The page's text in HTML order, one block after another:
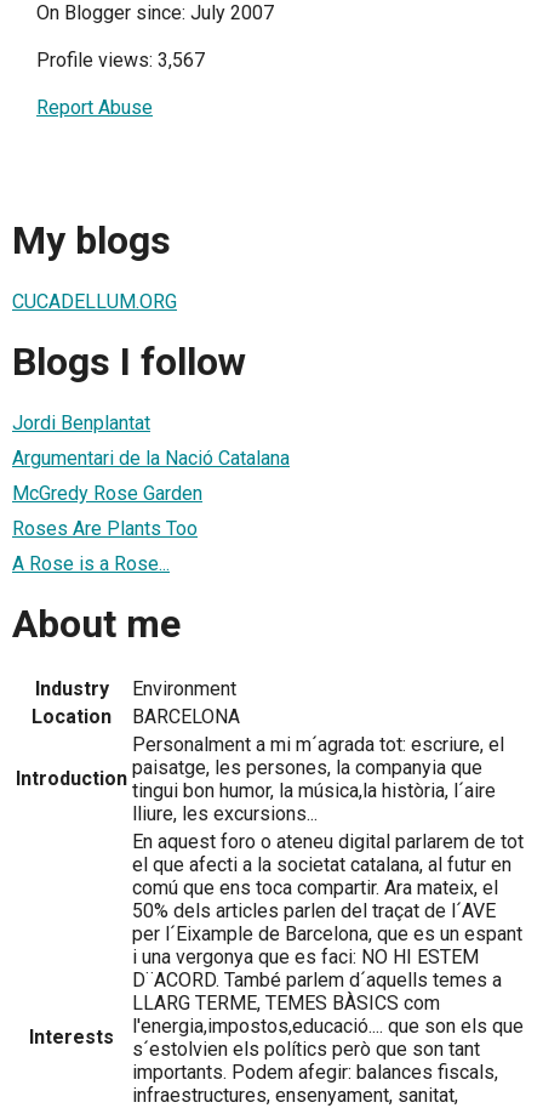
On Blogger since: July 2007
Profile views: 3,567
Report Abuse
My blogs
CUCADELLUM.ORG
Blogs I follow
Jordi Benplantat
Argumentari de la Nació Catalana
McGredy Rose Garden
Roses Are Plants Too
A Rose is a Rose...
About me
Industry
Environment
Location
BARCELONA
Introduction
Personalment a mi m´agrada tot: escriure, el
paisatge, les persones, la companyia que
tingui bon humor, la música,la història, l´aire
lliure, les excursions...
Interests
En aquest foro o ateneu digital parlarem de tot
el que afecti a la societat catalana, al futur en
comú que ens toca compartir. Ara mateix, el
50% dels articles parlen del traçat de l´AVE
per l´Eixample de Barcelona, que es un espant
i una vergonya que es faci: NO HI ESTEM
D¨ACORD. També parlem d´aquells temes a
LLARG TERME, TEMES BÀSICS com
l'energia,impostos,educació.... que son els que
s´estolvien els polítics però que son tant
importants. Podem afegir: balances fiscals,
infraestructures, ensenyament, sanitat,